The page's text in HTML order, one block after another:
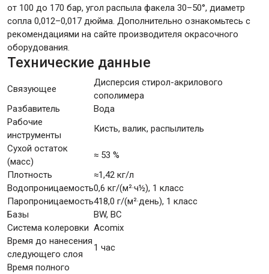
от 100 до 170 бар, угол распыла факела 30–50°, диаметр
сопла 0,012–0,017 дюйма. Дополнительно ознакомьтесь с
рекомендациями на сайте производителя окрасочного
оборудования.
Технические данные
Связующее
Дисперсия стирол-акрилового
сополимера
Разбавитель
Вода
Рабочие
инструменты
Кисть, валик, распылитель
Сухой остаток
(масс)
≈ 53 %
Плотность
≈1,42 кг/л
Водопроницаемость0,6 кг/(м²·ч½), 1 класс
Паропроницаемость418,0 г/(м²·день), 1 класс
Базы
BW, BC
Система колеровки Acomix
Время до нанесения
следующего слоя
1 час
Время полного